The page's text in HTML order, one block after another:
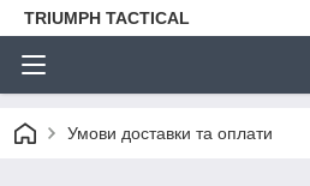
TRIUMPH TACTICAL
Умови доставки та оплати